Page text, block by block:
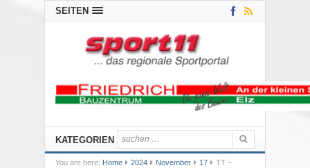
SEITEN
KATEGORIEN
You are here: Home 2024 November 17
TT –